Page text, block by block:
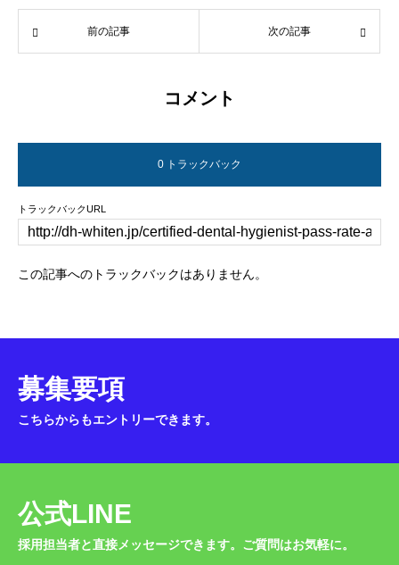
前の記事 次の記事
コメント
0 トラックバック
トラックバックURL
この記事へのトラックバックはありません。
募集要項
こちらからもエントリーできます。
公式LINE
採用担当者と直接メッセージできます。ご質問はお気軽に。